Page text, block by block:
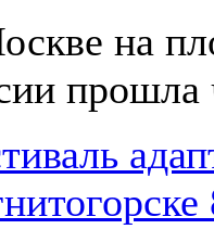
на
прошла